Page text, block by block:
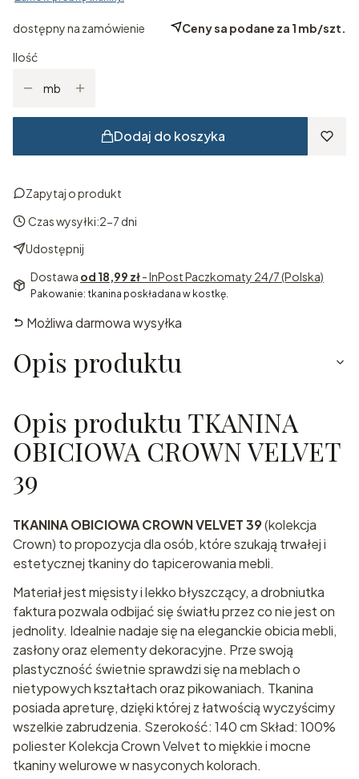
dostępny na zamówienie
Ceny sa podane za 1 mb/szt.
Ilość
mb
Dodaj do koszyka
Zapytaj o produkt
Czas wysyłki:2-7 dni
Udostępnij
Dostawa od 18,99 zł- InPost Paczkomaty 24/7 (Polska)
Pakowanie: tkanina poskładana w kostkę.
Możliwa darmowa wysyłka
Opis produktu
Opis produktu TKANINA
OBICIOWA CROWN VELVET
39
TKANINA OBICIOWA CROWN VELVET 39(kolekcja
Crown) to propozycja dla osób, które szukają trwałej i
estetycznej tkaniny do tapicerowania mebli.
Materiał jest mięsisty i lekko błyszczący, a drobniutka
faktura pozwala odbijać się światłu przez co nie jest on
jednolity. Idealnie nadaje się na eleganckie obicia mebli,
zasłony oraz elementy dekoracyjne. Prze swoją
plastyczność świetnie sprawdzi się na meblach o
nietypowych kształtach oraz pikowaniach. Tkanina
posiada apreturę, dzięki której z łatwością wyczyścimy
wszelkie zabrudzenia. Szerokość: 140 cm Skład: 100%
poliester Kolekcja Crown Velvet to miękkie i mocne
tkaniny welurowe w nasyconych kolorach.